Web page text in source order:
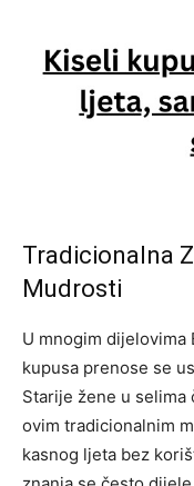
Tradicionalna
Mudrosti
U mnogim dijelovima
kupusa prenose se
Starije žene u selima
ovim tradicionalnim
kasnog ljeta bez